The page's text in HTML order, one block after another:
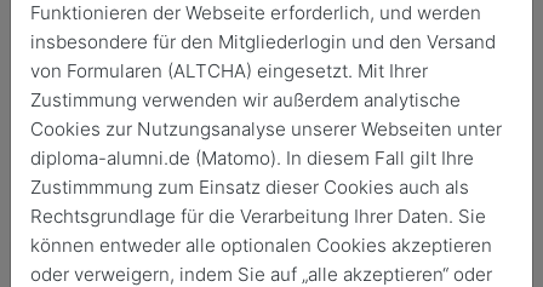
D.SIGN Summit, das kreative
Hochschul-Weekend für
Studierende aus Gestaltung &
Medien.
Zurück 25. März 2026 News
Funktionieren der Webseite erforderlich, und werden
insbesondere für den Mitgliederlogin und den Versand
von Formularen (ALTCHA) eingesetzt. Mit Ihrer
Zustimmung verwenden wir außerdem analytische
Cookies zur Nutzungsanalyse unserer Webseiten unter
diploma-alumni.de (Matomo). In diesem Fall gilt Ihre
Zustimmmung zum Einsatz dieser Cookies auch als
Rechtsgrundlage für die Verarbeitung Ihrer Daten. Sie
können entweder alle optionalen Cookies akzeptieren
oder verweigern, indem Sie auf „alle akzeptieren“ oder